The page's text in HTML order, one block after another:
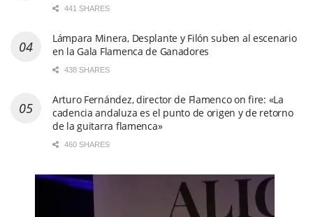
441 SHARES
Lámpara Minera, Desplante y Filón suben al escenario
en la Gala Flamenca de Ganadores
438 SHARES
Arturo Fernández, director de Flamenco on fire: «La
cadencia andaluza es el punto de origen y de retorno
de la guitarra flamenca»
460 SHARES